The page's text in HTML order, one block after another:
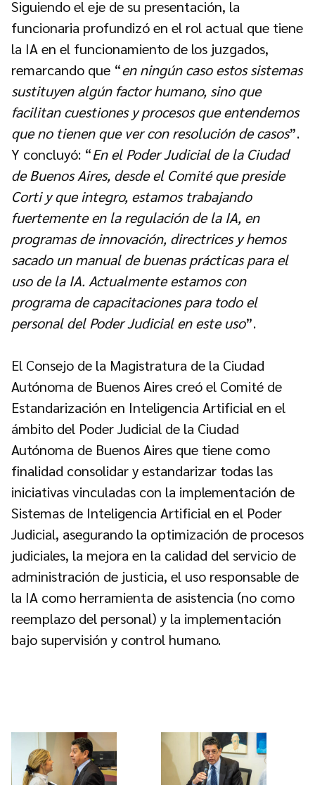
Siguiendo el eje de su presentación, la
funcionaria profundizó en el rol actual que tiene
la IA en el funcionamiento de los juzgados,
remarcando que “en ningún caso estos sistemas
sustituyen algún factor humano, sino que
facilitan cuestiones y procesos que entendemos
que no tienen que ver con resolución de casos”.
Y concluyó: “En el Poder Judicial de la Ciudad
de Buenos Aires, desde el Comité que preside
Corti y que integro, estamos trabajando
fuertemente en la regulación de la IA, en
programas de innovación, directrices y hemos
sacado un manual de buenas prácticas para el
uso de la IA. Actualmente estamos con
programa de capacitaciones para todo el
personal del Poder Judicial en este uso”.
El Consejo de la Magistratura de la Ciudad
Autónoma de Buenos Aires creó el Comité de
Estandarización en Inteligencia Artificial en el
ámbito del Poder Judicial de la Ciudad
Autónoma de Buenos Aires que tiene como
finalidad consolidar y estandarizar todas las
iniciativas vinculadas con la implementación de
Sistemas de Inteligencia Artificial en el Poder
Judicial, asegurando la optimización de procesos
judiciales, la mejora en la calidad del servicio de
administración de justicia, el uso responsable de
la IA como herramienta de asistencia (no como
reemplazo del personal) y la implementación
bajo supervisión y control humano.